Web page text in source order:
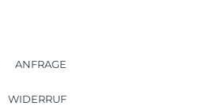
ANFRAGE
WIDERRUF